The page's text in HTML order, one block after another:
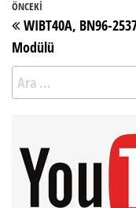
Yazı gezinmesi
Önceki Yazı
ÖNCEKI
WIBT40A, BN96-
Modülü
Arama: